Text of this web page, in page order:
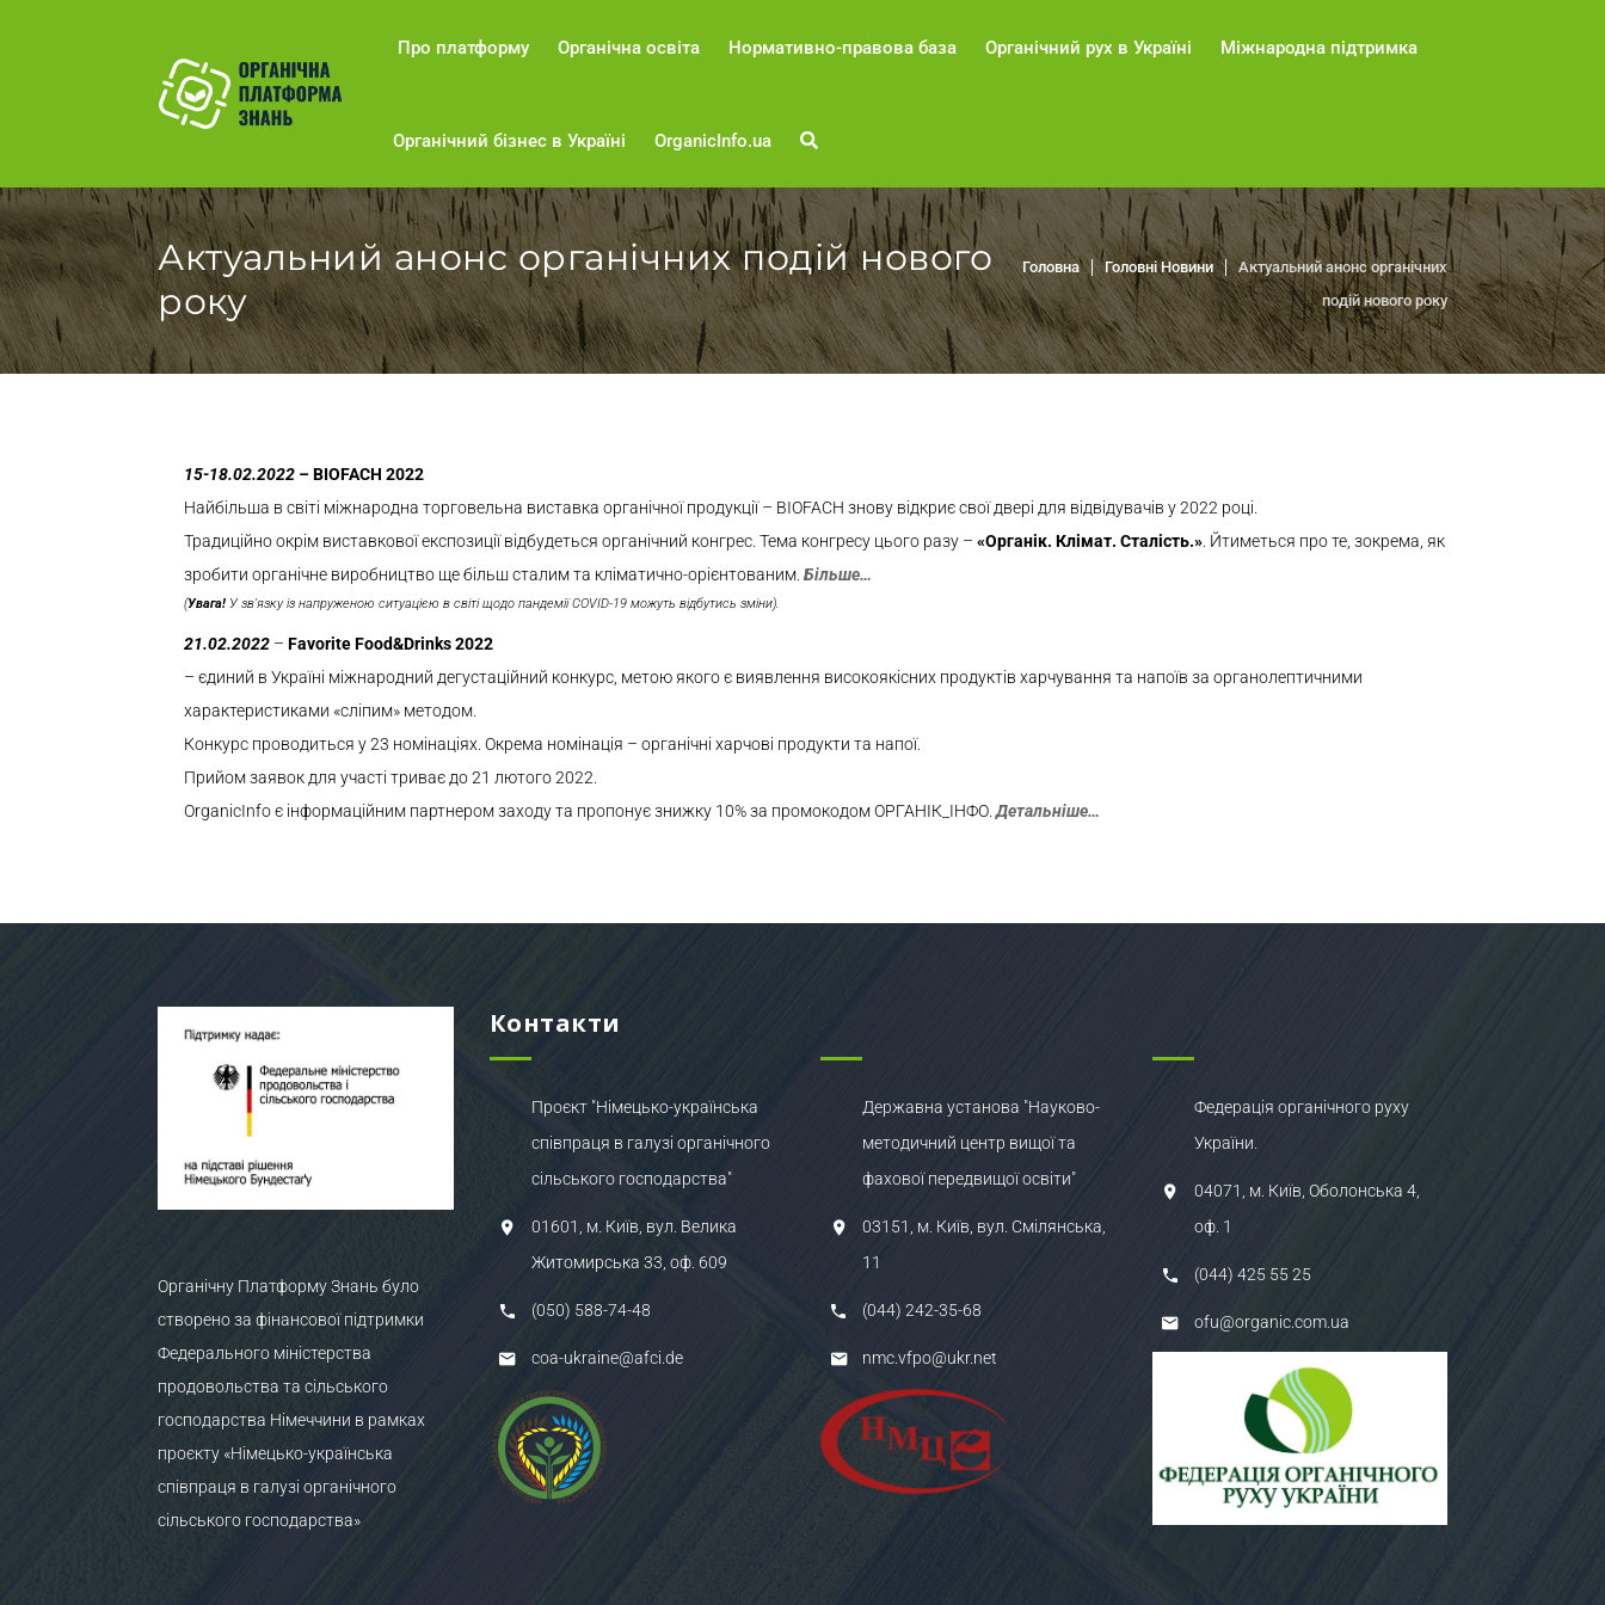
Про платформу Органічна освіта Нормативно-правова база Органічний рух в Україні Міжнародна підтримка
Органічний бізнес в Україні OrganicInfo.ua
Актуальний анонс органічних подій нового
року
Головна Головні Новини
Актуальний анонс органічних
подій нового року
15-18.02.2022 – BIOFACH 2022
Найбільша в світі міжнародна торговельна виставка органічної продукції – BIOFACH знову відкриє свої двері для відвідувачів у 2022 році.
Традиційно окрім виставкової експозиції відбудеться органічний конгрес. Тема конгресу цього разу – «Органік. Клімат. Сталість.». Йтиметься про те, зокрема, як
зробити органічне виробництво ще більш сталим та кліматично-орієнтованим. Більше…
(Увага!У зв’язку із напруженою ситуацією в світі щодо пандемії COVID-19 можуть відбутись зміни).
21.02.2022– Favorite Food&Drinks 2022
– єдиний в Україні міжнародний дегустаційний конкурс, метою якого є виявлення високоякісних продуктів харчування та напоїв за органолептичними
характеристиками «сліпим» методом.
Конкурс проводиться у 23 номінаціях. Окрема номінація – органічні харчові продукти та напої.
Прийом заявок для участі триває до 21 лютого 2022.
OrganicInfo є інформаційним партнером заходу та пропонує знижку 10% за промокодом ОРГАНІК_ІНФО.Детальніше…
Органічну Платформу Знань було
створено за фінансової підтримки
Федерального міністерства
продовольства та сільського
господарства Німеччини в рамках
проєкту «Німецько-українська
співпраця в галузі органічного
сільського господарства»
Контакти
Проєкт "Німецько-українська
співпраця в галузі органічного
сільського господарства"
01601, м. Київ, вул. Велика
Житомирська 33, оф. 609
(050) 588-74-48
coa-ukraine@afci.de
Державна установа "Науково-
методичний центр вищої та
фахової передвищої освіти"
03151, м. Київ, вул. Смілянська,
11
(044) 242-35-68
nmc.vfpo@ukr.net
Федерація органічного руху
України.
04071, м. Київ, Оболонська 4,
оф. 1
(044) 425 55 25
ofu@organic.com.ua